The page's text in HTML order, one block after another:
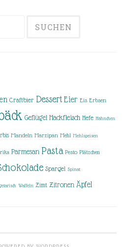
Craftbier Dessert Eier Eis Erbsen
Geflügel Hackfleisch Hefe Hähnchen
Mandeln Marzipan Mehl Mehlspeisen
Parmesan Pasta Pesto Plätzchen
Spargel Spinat
Waffeln Zimt Zitronen Äpfel